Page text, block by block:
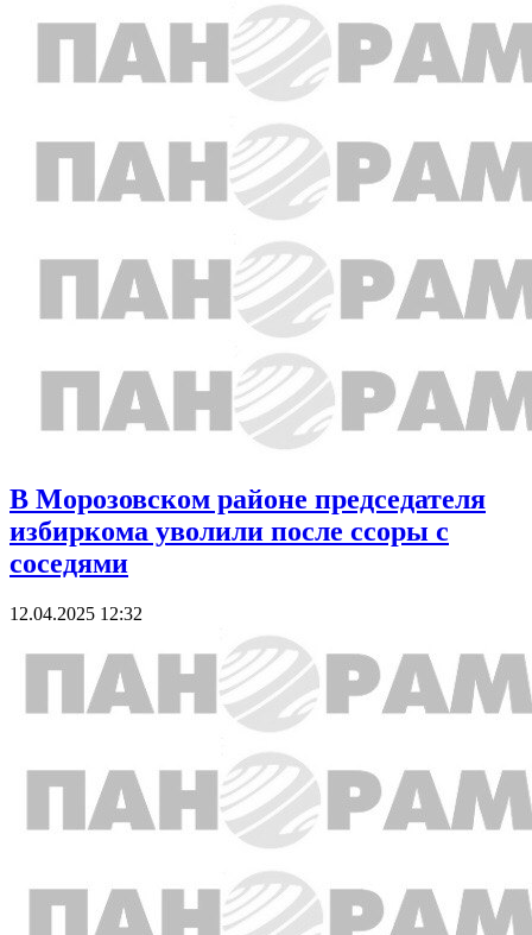
В Морозовском районе председателя
избиркома уволили после ссоры с
соседями
12.04.2025 12:32